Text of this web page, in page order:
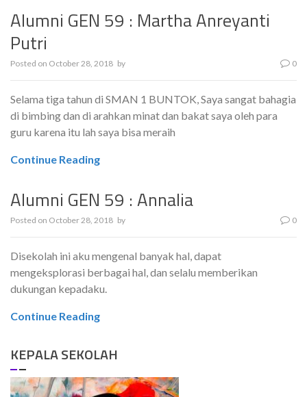
Alumni GEN 59 : Martha Anreyanti
Putri
Posted on October 28, 2018 by 0
Selama tiga tahun di SMAN 1 BUNTOK, Saya sangat bahagia
di bimbing dan di arahkan minat dan bakat saya oleh para
guru karena itu lah saya bisa meraih
Continue Reading
Alumni GEN 59 : Annalia
Posted on October 28, 2018 by 0
Disekolah ini aku mengenal banyak hal, dapat
mengeksplorasi berbagai hal, dan selalu memberikan
dukungan kepadaku.
Continue Reading
KEPALA SEKOLAH